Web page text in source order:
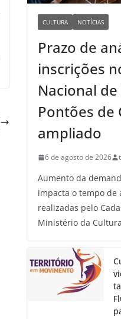
CULTURA NOTÍCIAS
Prazo de
inscrições
Nacional
Pontões de
ampliado
6 de agosto de 2026
Aumento da
impacta o tempo de
realizadas pelo
Ministério da Cultura